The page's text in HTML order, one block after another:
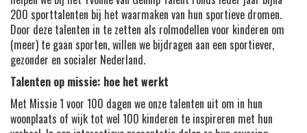
200 sporttalenten bij het waarmaken van hun sportieve dromen.
Door deze talenten in te zetten als rolmodellen voor kinderen om
(meer) te gaan sporten, willen we bijdragen aan een sportiever,
gezonder en socialer Nederland.
Talenten op missie: hoe het werkt
Met Missie 1 voor 100 dagen we onze talenten uit om in hun
woonplaats of wijk tot wel 100 kinderen te inspireren met hun